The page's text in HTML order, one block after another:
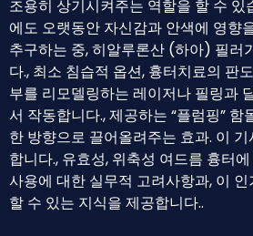
조용히 상기시켜주는 역할을 할 수 있
에도 오랫동안 자신감과 안색에 영향
추구하는 중, 히알루론산 (하아) 필러
다., 최소 침습적 옵션, 흉터치료의 판
부를 리모델링하는 레이저나 필링과
서 작동합니다., 제공하는 “플럼핑” 함
한 방향으로 끌어올려주는 효과. 이
합니다., 유효성, 위축성 여드름 흉터
사용에 대한 실무적 고려사항과, 이
할 수 있는 지식을 제공합니다..